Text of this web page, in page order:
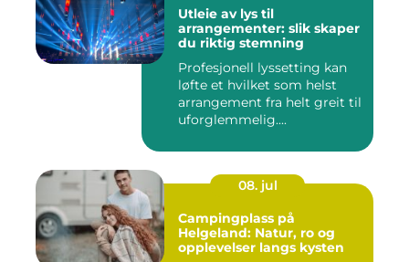
Utleie av lys til
arrangementer: slik skaper
du riktig stemning
Profesjonell lyssetting kan
løfte et hvilket som helst
arrangement fra helt greit til
uforglemmelig....
08. jul
Campingplass på
Helgeland: Natur, ro og
opplevelser langs kysten